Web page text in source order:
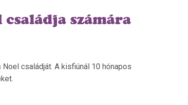
családja számára
családját. A kisfiúnál 10 hónapos